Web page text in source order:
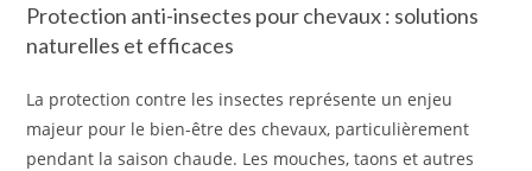
Protection anti-insectes pour chevaux : solutions
naturelles et efficaces
La protection contre les insectes représente un enjeu
majeur pour le bien-être des chevaux, particulièrement
pendant la saison chaude. Les mouches, taons et autres